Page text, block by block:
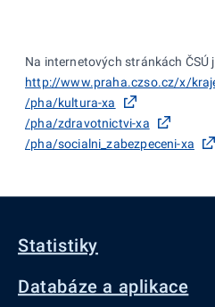
Na internetových stránkách ČSÚ
http://www.praha.czso.cz/x/
/pha/kultura-xa
/pha/zdravotnictvi-xa
/pha/socialni_zabezpeceni-xa
Statistiky
Databáze a aplikace